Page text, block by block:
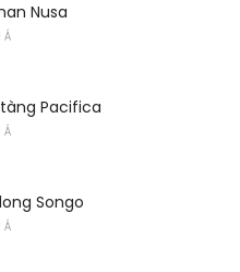
Nusa
Á
tàng Pacifica
Á
Songo
Á